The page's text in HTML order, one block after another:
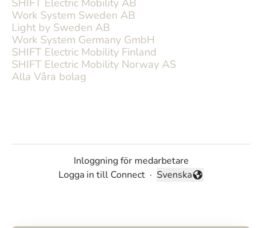
SHIFT Electric Mobility AB
Work System Sweden AB
Light by Sweden AB
Work System Germany GmbH
SHIFT Electric Mobility Finland
SHIFT Electric Mobility Norway AS
Alla Våra bolag
Inloggning för medarbetare
Logga in till Connect · Byt språk
Svenska